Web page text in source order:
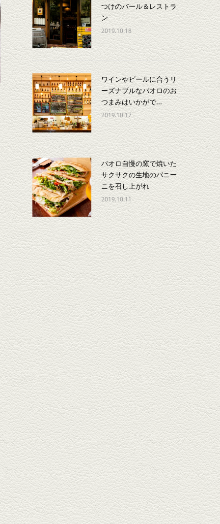
つけのバール＆レストラ
ン
2019.10.18
ワインやビールに合うリ
ーズナブルなパオロのお
つまみはいかがで...
2019.10.17
パオロ自慢の窯で焼いた
サクサクの生地のパニー
ニを召し上がれ
2019.10.11